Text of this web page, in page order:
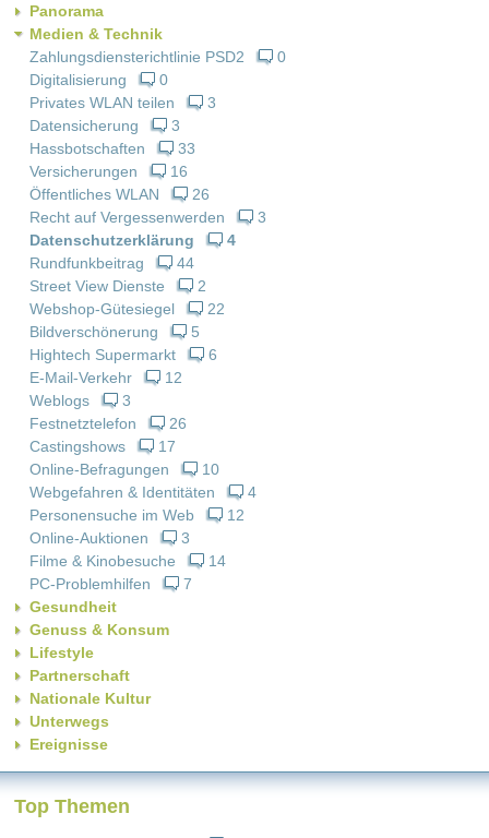
Panorama
Medien & Technik
Zahlungsdiensterichtlinie PSD2
0
Digitalisierung
0
Privates WLAN teilen
3
Datensicherung
3
Hassbotschaften
33
Versicherungen
16
Öffentliches WLAN
26
Recht auf Vergessenwerden
3
Datenschutzerklärung
4
Rundfunkbeitrag
44
Street View Dienste
2
Webshop-Gütesiegel
22
Bildverschönerung
5
Hightech Supermarkt
6
E-Mail-Verkehr
12
Weblogs
3
Festnetztelefon
26
Castingshows
17
Online-Befragungen
10
Webgefahren & Identitäten
4
Personensuche im Web
12
Online-Auktionen
3
Filme & Kinobesuche
14
PC-Problemhilfen
7
Gesundheit
Genuss & Konsum
Lifestyle
Partnerschaft
Nationale Kultur
Unterwegs
Ereignisse
Top Themen